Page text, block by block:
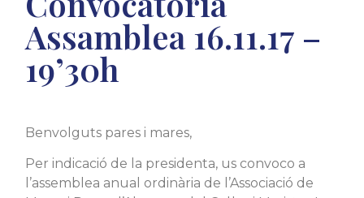
Assamblea 16.11.17 –
19’30h
Benvolguts pares i mares,
Per indicació de la presidenta, us convoco a
l’assemblea anual ordinària de l’Associació de